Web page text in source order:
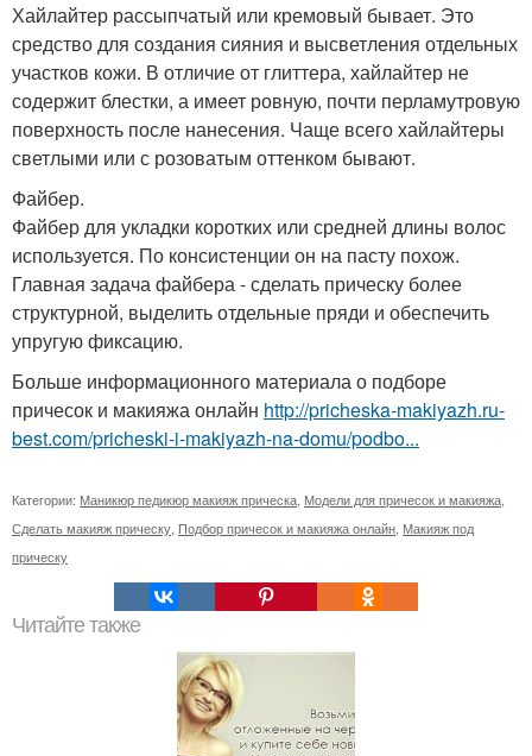
Хайлайтер рассыпчатый или кремовый бывает. Это
средство для создания сияния и высветления отдельных
участков кожи. В отличие от глиттера, хайлайтер не
содержит блестки, а имеет ровную, почти перламутровую
поверхность после нанесения. Чаще всего хайлайтеры
светлыми или с розоватым оттенком бывают.
Файбер.
Файбер для укладки коротких или средней длины волос
используется. По консистенции он на пасту похож.
Главная задача файбера - сделать прическу более
структурной, выделить отдельные пряди и обеспечить
упругую фиксацию.
Больше информационного материала о подборе
причесок и макияжа онлайн http://pricheska-makiyazh.ru-
best.com/pricheski-i-makiyazh-na-domu/podbo...
Категории: Маникюр педикюр макияж прическа Модели для причесок и макияжа
Сделать макияж прическу Подбор причесок и макияжа онлайн Макияж под
прическу
Читайте также